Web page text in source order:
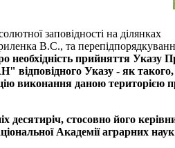
заповідності на ділянках
В.С., та
необхідність прийняття Указу
відповідного Указу - як
виконання даною територією
стосовно його
Академії аграрних